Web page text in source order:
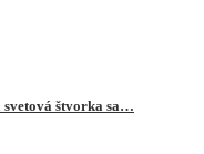
štvorka sa…